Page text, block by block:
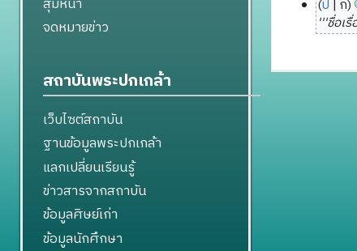
ศ
ม่
มี
ว
ป ก
'''ชื่อเ
จดหมายข่าว
สถาบันพระปกเกล้า
เว็บไซต์สถาบัน
ฐานข้อมูลพระปกเกล้า
แลกเปลี่ยนเรียนรู้
ข่าวสารจากสถาบัน
ข้อมูลศิษย์เก่า
ข้อมูลนักศึกษา